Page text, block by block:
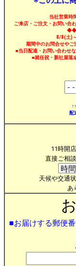
当社営業時
ご来店・ご注文・お問い合
◆◆
8/8(土)
期間中のお問合せや
■当日配達・お問い合わせ
■就任祝・新社屋落
配
11時開
直接ご相
天候や交通
あ
お
■お届けする郵便